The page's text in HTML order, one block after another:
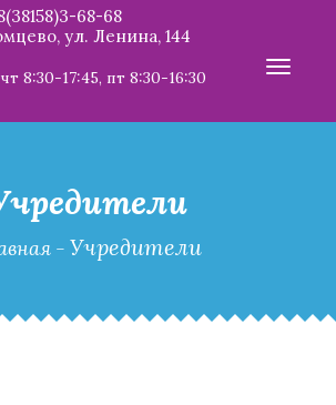
68-68
ул. Ленина, 144
8:30-17:45, пт 8:30-16:30
- Учредители